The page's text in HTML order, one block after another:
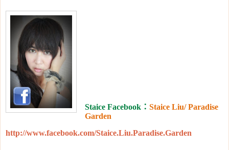
Staice Facebook： Staice Liu/ Paradise
Garden
http://www.facebook.com/Staice.Liu.Paradise.Garden